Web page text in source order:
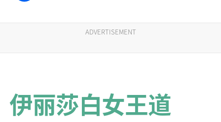
n
ADVERTISEMENT
伊丽莎白女王道